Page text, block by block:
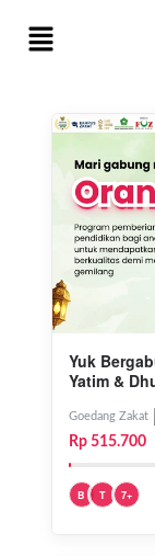
Menu
Yuk
Yatim &
Goedang Zakat
Rp 515.700
B T 7+